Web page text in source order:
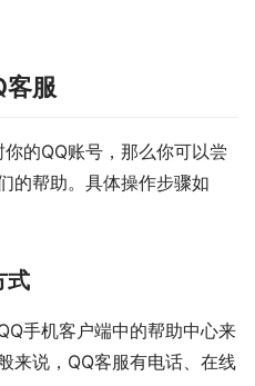
客服
的QQ账号，那么你可以尝
的帮助。具体操作步骤如
式
手机客户端中的帮助中心来
来说，QQ客服有电话、在线